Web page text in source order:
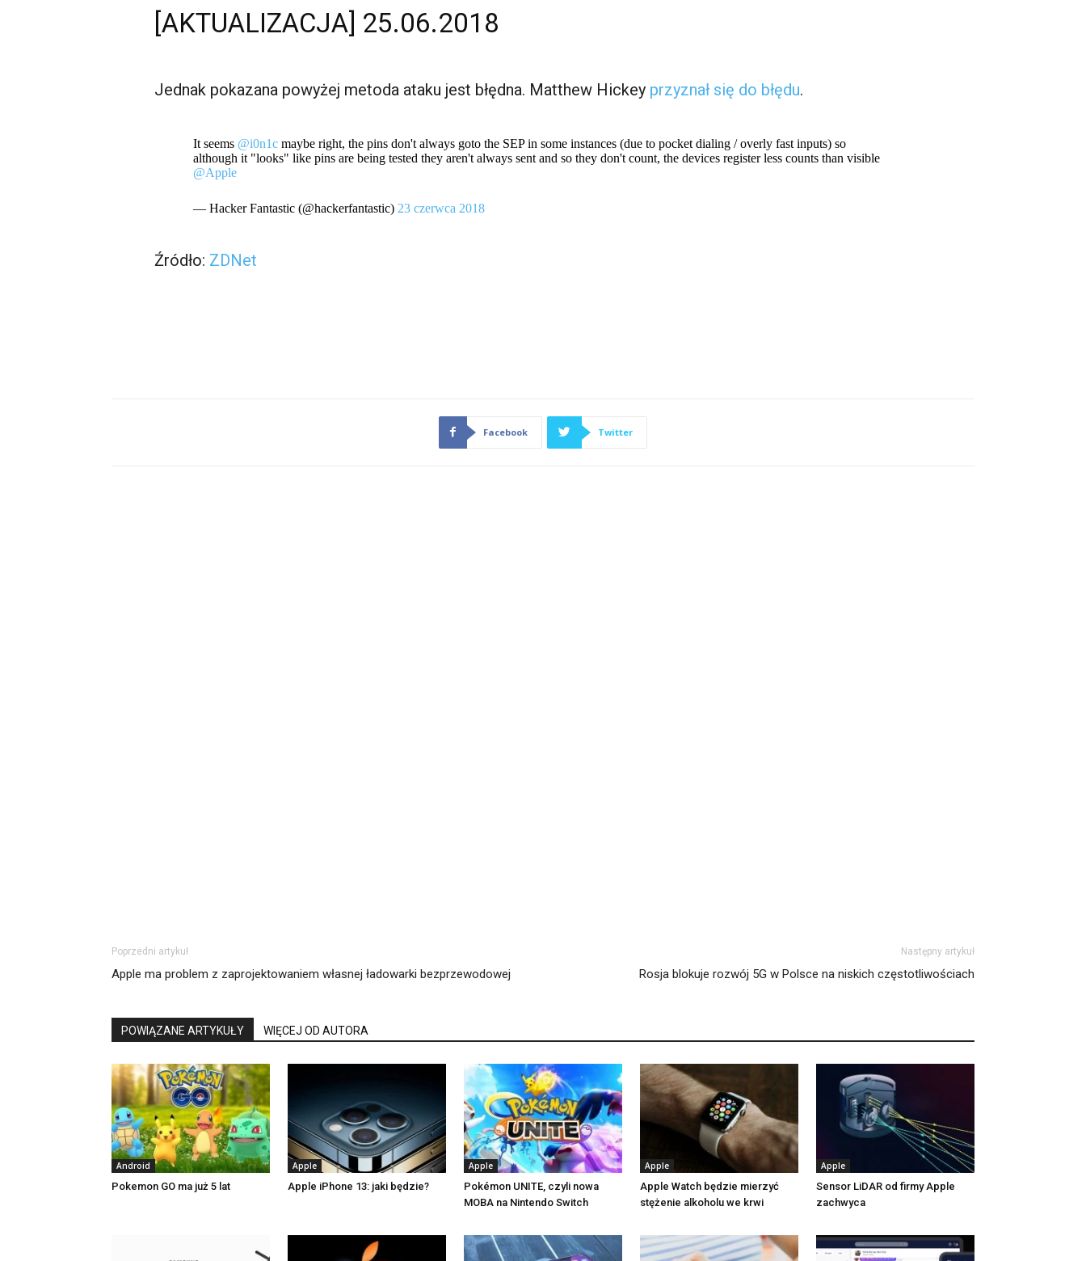
[AKTUALIZACJA] 25.06.2018
Jednak pokazana powyżej metoda ataku jest błędna. Matthew Hickey przyznał się do błędu.
It seems @i0n1c maybe right, the pins don't always goto the SEP in some instances (due to pocket dialing / overly fast inputs) so
although it "looks" like pins are being tested they aren't always sent and so they don't count, the devices register less counts than visible
@Apple
— Hacker Fantastic (@hackerfantastic) 23 czerwca 2018
Źródło: ZDNet
Facebook Twitter
Poprzedni artykuł
Apple ma problem z zaprojektowaniem własnej ładowarki bezprzewodowej
Następny artykuł
Rosja blokuje rozwój 5G w Polsce na niskich częstotliwościach
POWIĄZANE ARTYKUŁY WIĘCEJ OD AUTORA
Android
Pokemon GO ma już 5 lat
Apple
Apple iPhone 13: jaki będzie?
Apple
Pokémon UNITE, czyli nowa
MOBA na Nintendo Switch
Apple
Apple Watch będzie mierzyć
stężenie alkoholu we krwi
Apple
Sensor LiDAR od firmy Apple
zachwyca